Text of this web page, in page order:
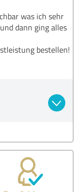
was ich sehr
dann ging alles
bestellen!